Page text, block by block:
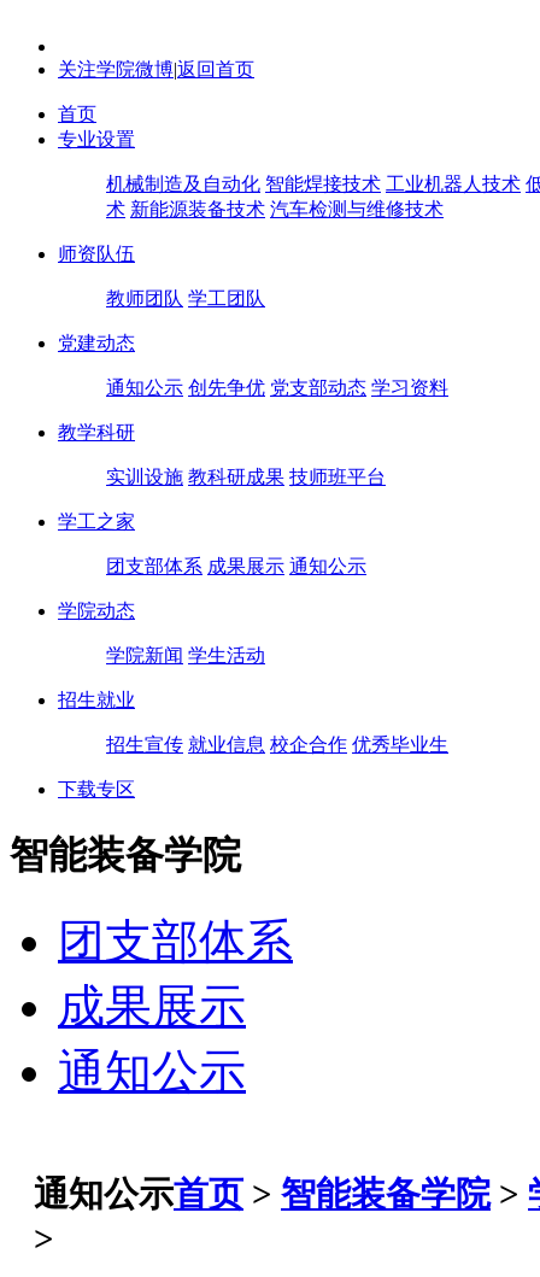
关注学院微博|返回首页
首页
专业设置
机械制造及自动化 智能焊接技术 工业机器人技术
术 新能源装备技术 汽车检测与维修技术
师资队伍
教师团队 学工团队
党建动态
通知公示 创先争优 党支部动态 学习资料
教学科研
实训设施 教科研成果 技师班平台
学工之家
团支部体系 成果展示 通知公示
学院动态
学院新闻 学生活动
招生就业
招生宣传 就业信息 校企合作 优秀毕业生
下载专区
智能装备学院
团支部体系
成果展示
通知公示
通知公示首页 > 智能装备学院>
>